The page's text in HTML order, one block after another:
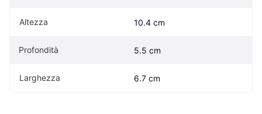
Altezza 10.4 cm
Profondità 5.5 cm
Larghezza 6.7 cm